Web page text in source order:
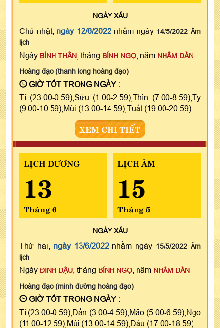
NGÀYXẤU
Chủ nhật, ngày 12/6/2022nhằm ngày 14/5/2022 Âm
lịch
Ngày BÍNH THÂN , tháng BÍNH NGỌ , năm NHÂM DẦN
Hoàng đạo (thanh long hoàng đạo)
GIỜ TỐT TRONG NGÀY :
Tí (23:00-0:59),Sửu (1:00-2:59),Thìn (7:00-8:59),Tỵ
(9:00-10:59),Mùi (13:00-14:59),Tuất (19:00-20:59)
XEM CHI TIẾT
LỊCH DƯƠNG
13
Tháng 6
LỊCH ÂM
15
Tháng 5
NGÀYXẤU
Thứ hai, ngày 13/6/2022nhằm ngày 15/5/2022 Âm
lịch
Ngày ĐINH DẬU , tháng BÍNH NGỌ , năm NHÂM DẦN
Hoàng đạo (minh đường hoàng đạo)
GIỜ TỐT TRONG NGÀY :
Tí (23:00-0:59),Dần (3:00-4:59),Mão (5:00-6:59),Ngọ
(11:00-12:59),Mùi (13:00-14:59),Dậu (17:00-18:59)